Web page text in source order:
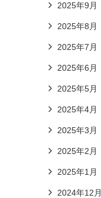
2025年9月
2025年8月
2025年7月
2025年6月
2025年5月
2025年4月
2025年3月
2025年2月
2025年1月
2024年12月